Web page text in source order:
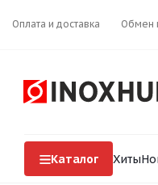
Оплата и доставка Обмен
Каталог Хиты